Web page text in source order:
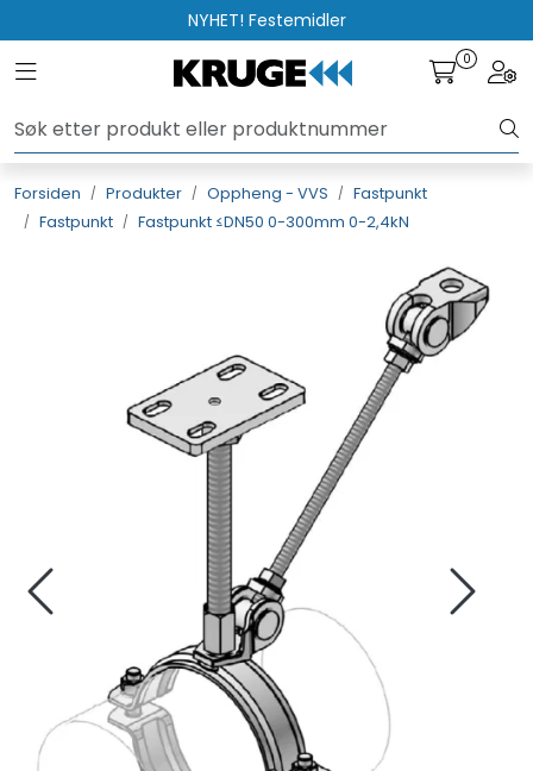
Skip to main contentNYHET! Festemidler
Toggle navigation 0
Forsiden Produkter Oppheng - VVS
Fastpunkt
Fastpunkt
Fastpunkt ≤DN50 0-300mm 0-2,4kN
Løsninger
Rådgivning